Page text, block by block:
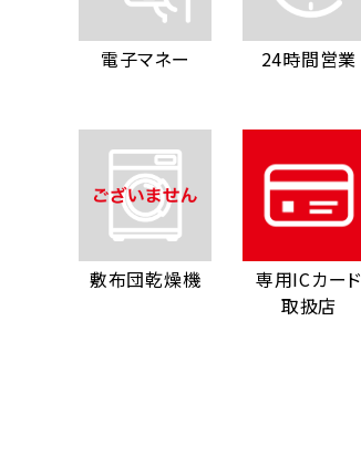
電子マネー 24時間営業
敷布団乾燥機
専用ICカード
取扱店